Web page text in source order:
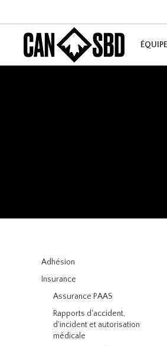
ÉQUIPE
Adhésion
Insurance
Assurance PAAS
Rapports d'accident,
d'incident et autorisation
médicale